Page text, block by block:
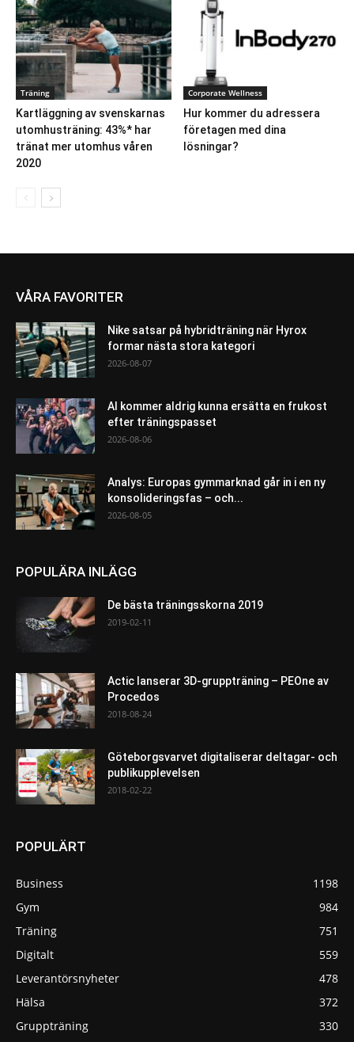
Träning
Kartläggning av svenskarnas
utomhusträning: 43%* har
tränat mer utomhus våren
2020
Corporate Wellness
Hur kommer du adressera
företagen med dina
lösningar?
VÅRA FAVORITER
Nike satsar på hybridträning när Hyrox
formar nästa stora kategori
2026-08-07
AI kommer aldrig kunna ersätta en frukost
efter träningspasset
2026-08-06
Analys: Europas gymmarknad går in i en ny
konsolideringsfas – och...
2026-08-05
POPULÄRA INLÄGG
De bästa träningsskorna 2019
2019-02-11
Actic lanserar 3D-gruppträning – PEOne av
Procedos
2018-08-24
Göteborgsvarvet digitaliserar deltagar- och
publikupplevelsen
2018-02-22
POPULÄRT
Business
1198
Gym
984
Träning
751
Digitalt
559
Leverantörsnyheter
478
Hälsa
372
Gruppträning
330